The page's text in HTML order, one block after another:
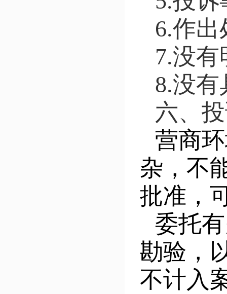
6.作
7.没
8.没
六、
营商
杂，不
批准，
委托
勘验，
不计入